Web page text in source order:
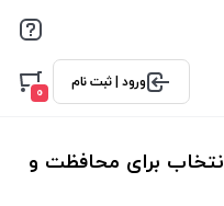
ورود | ثبت نام
0
برای محافظت و